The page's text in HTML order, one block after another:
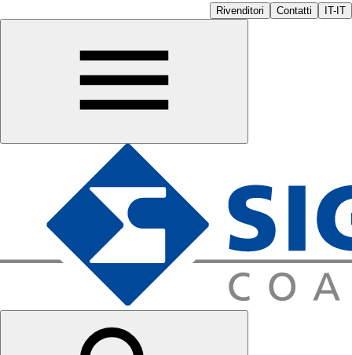
Rivenditori Contatti IT-IT